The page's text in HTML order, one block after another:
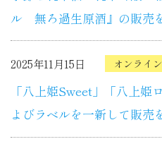
ル 無ろ過生原酒』の販売
2025年11月15日 オンライ
「八上姫Sweet」「八上姫
よびラベルを一新して販売